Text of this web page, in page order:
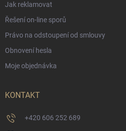
Jak reklamovat
Řešení on-line sporů
Právo na odstoupení od smlouvy
Obnovení hesla
Moje objednávka
KONTAKT
+420 606 252 689